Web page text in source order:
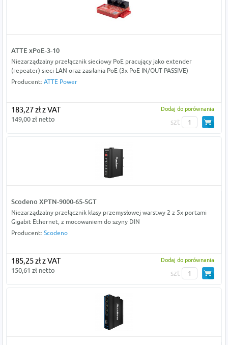
ATTE xPoE-3-10
Niezarządzalny przełącznik sieciowy PoE pracujący jako extender
(repeater) sieci LAN oraz zasilania PoE (3x PoE IN/OUT PASSIVE)
Producent: ATTE Power
183,27 zł z VAT
149,00 zł netto
Dodaj do porównania
szt
Scodeno XPTN-9000-65-5GT
Niezarządzalny przełącznik klasy przemysłowej warstwy 2 z 5x portami
Gigabit Ethernet, z mocowaniem do szyny DIN
Producent: Scodeno
185,25 zł z VAT
150,61 zł netto
Dodaj do porównania
szt